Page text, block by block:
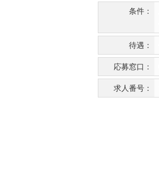
条件：
待遇：
応募窓口：
求人番号：